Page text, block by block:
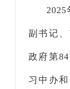
2025
副书记
政府第
习中办和